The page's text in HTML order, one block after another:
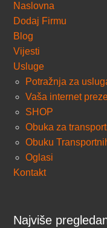
Naslovna
Dodaj Firmu
Blog
Vijesti
Usluge
Potražnja za
Vaša internet
SHOP
Obuka za
Obuku
Oglasi
Kontakt
Najviše